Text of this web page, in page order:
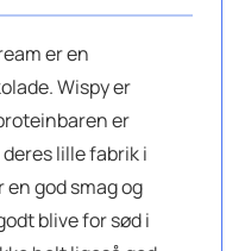
er en
Wispy er
er
lille fabrik i
en god smag og
blive for sød i